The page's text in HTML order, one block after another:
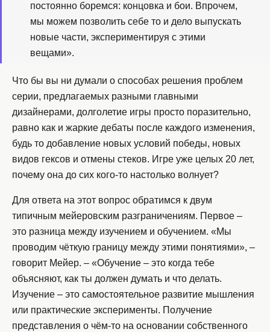
постоянно боремся: концовка и бои. Впрочем,
мы можем позволить себе то и дело выпускать
новые части, экспериментируя с этими
вещами».
Что бы вы ни думали о способах решения проблем
серии, предлагаемых разными главными
дизайнерами, долголетие игры просто поразительно,
равно как и жаркие дебаты после каждого изменения,
будь то добавление новых условий победы, новых
видов гексов и отмены стеков. Игре уже целых 20 лет,
почему она до сих кого-то настолько волнует?
Для ответа на этот вопрос обратимся к двум
типичным мейеровским разграничениям. Первое –
это разница между изучением и обучением. «Мы
проводим чёткую границу между этими понятиями», –
говорит Мейер. – «Обучение – это когда тебе
объясняют, как ты должен думать и что делать.
Изучение – это самостоятельное развитие мышления
или практические эксперименты. Получение
представления о чём-то на основании собственного